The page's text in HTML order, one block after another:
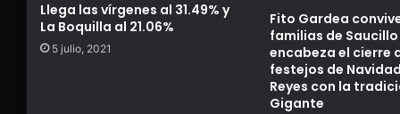
Llega las vírgenes al 31.49% y
La Boquilla al 21.06%
5 julio, 2021
Fito Gardea
familias de Saucillo
encabeza el cierre
festejos de
Reyes con la
Gigante